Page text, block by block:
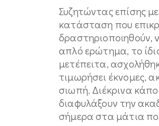
Συζητώντας επίσης
κατάσταση που
δραστηριοποιηθούν,
απλό ερώτημα, το
μετέπειτα,
τιμωρήσει έκνομες,
σιωπή. Διέκρινα
διαφυλάξουν την
σήμερα στα μάτια